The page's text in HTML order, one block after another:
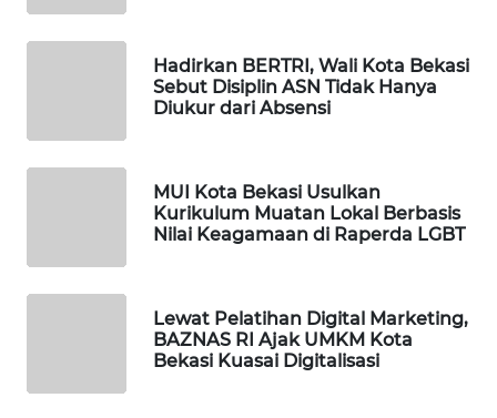
Hadirkan BERTRI, Wali Kota Bekasi
Sebut Disiplin ASN Tidak Hanya
Diukur dari Absensi
MUI Kota Bekasi Usulkan
Kurikulum Muatan Lokal Berbasis
Nilai Keagamaan di Raperda LGBT
Lewat Pelatihan Digital Marketing,
BAZNAS RI Ajak UMKM Kota
Bekasi Kuasai Digitalisasi
ID
LPKKI